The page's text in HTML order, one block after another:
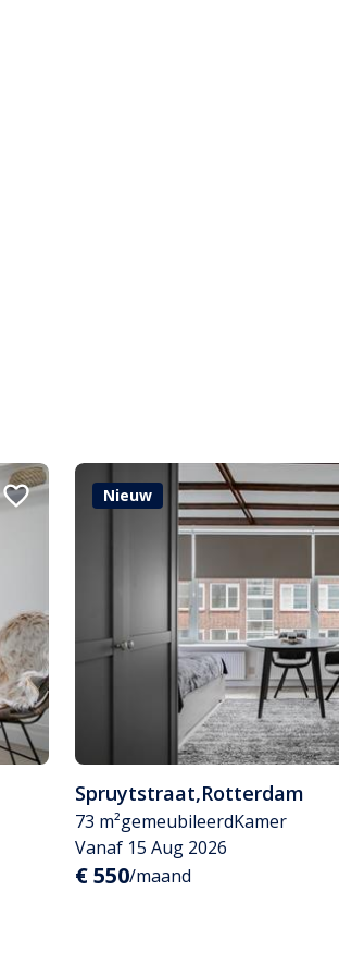
Nieuw
Spruytstraat,Rotterdam
73 m²gemeubileerdKamer
Vanaf 15 Aug 2026
€ 550/maand